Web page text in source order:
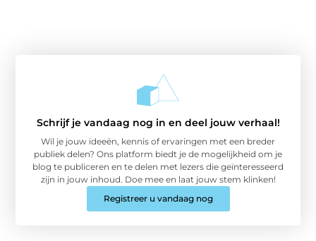
Schrijf je vandaag nog in en deel jouw verhaal!
Wil je jouw ideeën, kennis of ervaringen met een breder
publiek delen? Ons platform biedt je de mogelijkheid om je
blog te publiceren en te delen met lezers die geïnteresseerd
zijn in jouw inhoud. Doe mee en laat jouw stem klinken!
Registreer u vandaag nog